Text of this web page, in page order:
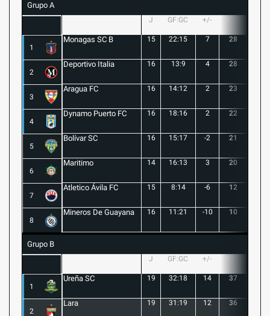
Grupo A
J GF:GC +/-
1
Monagas SC B 15 22:15 7 28
2
Deportivo Italia 16 13:9 4 28
3
Aragua FC 16 14:12 2 23
4
Dynamo Puerto FC 16 18:16 2 22
5
Bolívar SC 16 15:17 -2 21
6
Maritimo 14 16:13 3 20
7
Atletico Ávila FC 15 8:14 -6 12
8
Mineros De Guayana 16 11:21 -10 10
Grupo B
J GF:GC +/-
1
Ureña SC 19 32:18 14 37
2
Lara 19 31:19 12 36